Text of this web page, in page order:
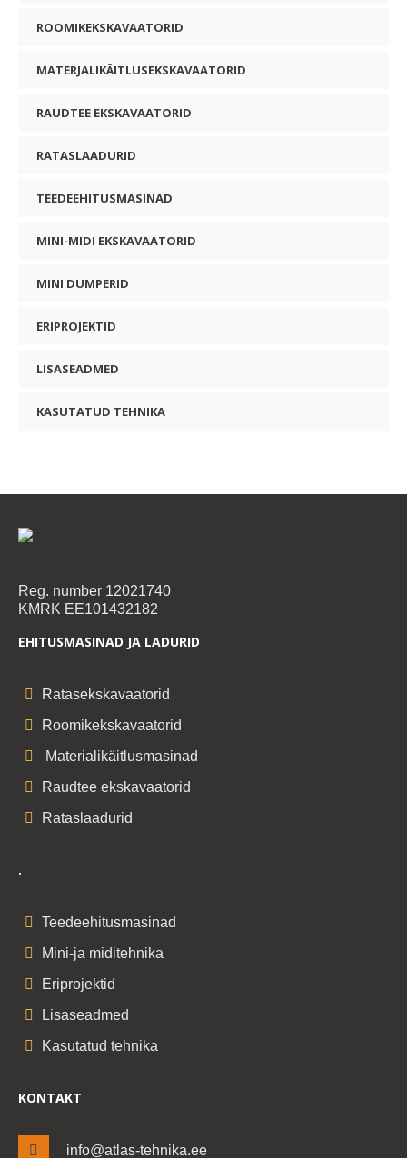
ROOMIKEKSKAVAATORID
MATERJALIKÄITLUSEKSKAVAATORID
RAUDTEE EKSKAVAATORID
RATASLAADURID
TEEDEEHITUSMASINAD
MINI-MIDI EKSKAVAATORID
MINI DUMPERID
ERIPROJEKTID
LISASEADMED
KASUTATUD TEHNIKA
Reg. number 12021740
KMRK EE101432182
EHITUSMASINAD JA LADURID
Ratasekskavaatorid
Roomikekskavaatorid
Materialikäitlusmasinad
Raudtee ekskavaatorid
Rataslaadurid
.
Teedeehitusmasinad
Mini-ja miditehnika
Eriprojektid
Lisaseadmed
Kasutatud tehnika
KONTAKT
info@atlas-tehnika.ee